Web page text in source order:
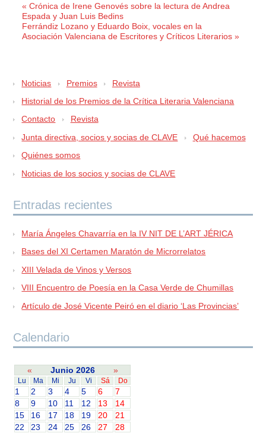
« Crónica de Irene Genovés sobre la lectura de Andrea
Espada y Juan Luis Bedins
Ferrándiz Lozano y Eduardo Boix, vocales en la
Asociación Valenciana de Escritores y Críticos Literarios »
Noticias Premios
Revista
Historial de los Premios de la Crítica Literaria Valenciana
Contacto
Revista
Junta directiva, socios y socias de CLAVE
Qué hacemos
Quiénes somos
Noticias de los socios y socias de CLAVE
Entradas recientes
María Ángeles Chavarría en la IV NIT DE L’ART JÉRICA
Bases del XI Certamen Maratón de Microrrelatos
XIII Velada de Vinos y Versos
VIII Encuentro de Poesía en la Casa Verde de Chumillas
Artículo de José Vicente Peiró en el diario ‘Las Provincias’
Calendario
« Junio 2026 »
Lu Ma Mi Ju Vi Sá Do
1 2 3 4 5 6
7
8
9 10 11 12 13
14
15
16 17 18 19 20
21
22
23 24 25 26 27
28